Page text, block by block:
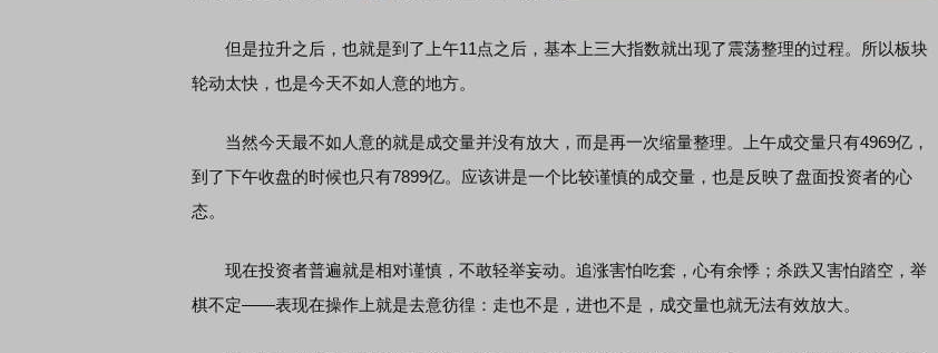
但是拉升之后，也就是到了上午11点之后，基本上三大指数就出现了震荡整理的过程。所以板块
轮动太快，也是今天不如人意的地方。
当然今天最不如人意的就是成交量并没有放大，而是再一次缩量整理。上午成交量只有4969亿，
到了下午收盘的时候也只有7899亿。应该讲是一个比较谨慎的成交量，也是反映了盘面投资者的心
态。
现在投资者普遍就是相对谨慎，不敢轻举妄动。追涨害怕吃套，心有余悸；杀跌又害怕踏空，举
棋不定——表现在操作上就是去意彷徨：走也不是，进也不是，成交量也就无法有效放大。
连线｜东方财富证券陈果：A股再平衡的
债券知识通识：从基础认知到特色品种 了解北交所知识 做理性投资者